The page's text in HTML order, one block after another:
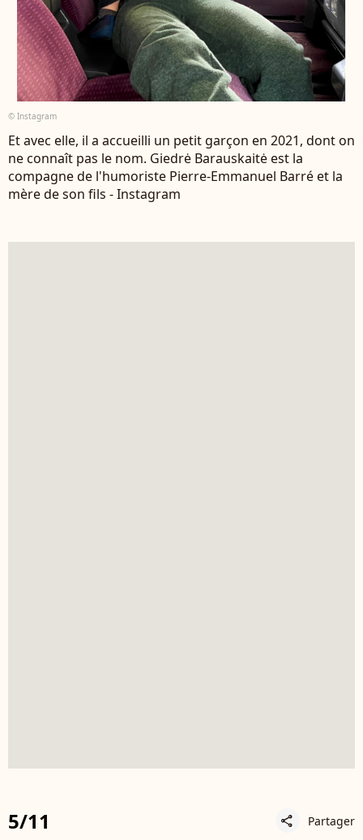
© Instagram
Et avec elle, il a accueilli un petit garçon en 2021, dont on
ne connaît pas le nom. Giedrė Barauskaitė est la
compagne de l'humoriste Pierre-Emmanuel Barré et la
mère de son fils - Instagram
5/11 share Partager